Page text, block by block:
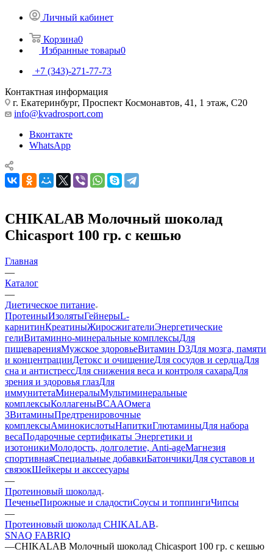
Личный кабинет
Корзина0
Избранные товары0
+7 (343)-271-77-73
Контактная информация
г. Екатеринбург, Проспект Космонавтов, 41, 1 этаж, С20
info@kvadrosport.com
Вконтакте
WhatsApp
CHIKALAB Молочный шоколад
Сhicasport 100 гр. с кешью
Главная
—
Каталог
—
Диетическое питание
ПротеиныИзолятыГейнерыL-
карнитинКреатиныЖиросжигателиЭнергетические
гелиВитаминно-минеральные комплексыДля
пищеваренияМужское здоровьеВитамин D3Для мозга, памяти
и концентрацииДетокс и очищениеДля сосудов и сердцаДля
сна и антистрессДля снижения веса и контроля сахараДля
зрения и здоровья глазДля
иммунитетаМинералыМультиминеральные
комплексыКоллагеныBCAAОмега
3ВитаминыПредтренировочные
комплексыАминокислотыНапиткиГлютаминыДля набора
весаПодарочные сертификаты Энергетики и
изотоникиМолодость, долголетие, Anti-ageМагнезия
спортивнаяСпециальные добавкиБатончикиДля суставов и
связокШейкеры и акссесуары
—
Протеиновый шоколад
ПеченьеПирожные и сладостиСоусы и топпингиЧипсы
—
Протеиновый шоколад CHIKALAB
SNAQ FABRIQ
—CHIKALAB Молочный шоколад Сhicasport 100 гр. с кешью